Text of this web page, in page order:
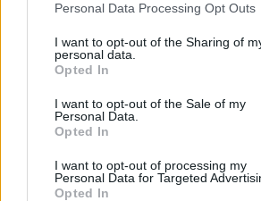
Personal Data Processing Opt Outs
I want to opt-out of the Sharing of
personal data.
Opted In
I want to opt-out of the Sale of my
Personal Data.
Opted In
I want to opt-out of processing my
Personal Data for Targeted
Opted In